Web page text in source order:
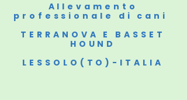
Allevamento
professionale di cani
TERRANOVA E BASSET
HOUND
LESSOLO(TO)-ITALIA